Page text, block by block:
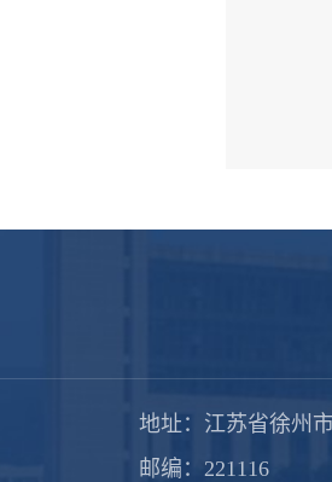
地址：江苏省徐州
邮编：221116